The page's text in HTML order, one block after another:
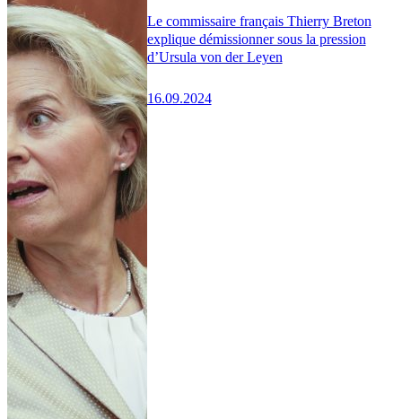
Le commissaire français Thierry Breton
explique démissionner sous la pression
d’Ursula von der Leyen
16.09.2024